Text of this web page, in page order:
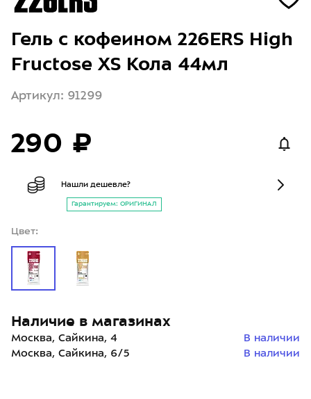
Гель с кофеином 226ERS High
Fructose XS Кола 44мл
Артикул: 91299
290 ₽
Нашли дешевле?
Гарантируем: ОРИГИНАЛ
Цвет:
Наличие в магазинах
Москва, Сайкина, 4
В наличии
Москва, Сайкина, 6/5
В наличии